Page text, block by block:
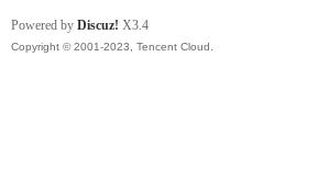
Powered by Discuz! X3.4
Copyright © 2001-2023, Tencent Cloud.